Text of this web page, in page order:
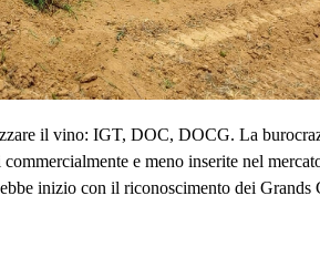
il vino: IGT, DOC, DOCG. La
e meno inserite nel
inizio con il riconoscimento dei